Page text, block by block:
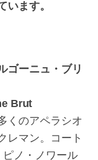
います。
ゴーニュ・ブリ
Brut
くのアペラシオ
レマン。コート
ノ・ノワール